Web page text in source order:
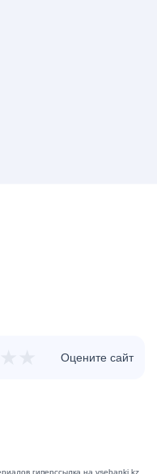
Оцените сайт